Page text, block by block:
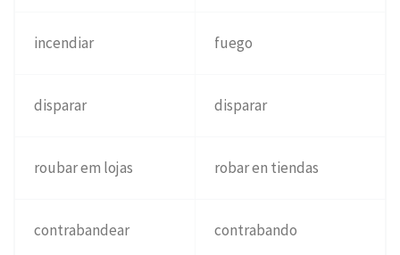
incendiar fuego
disparar disparar
roubar em lojas robar en tiendas
contrabandear contrabando